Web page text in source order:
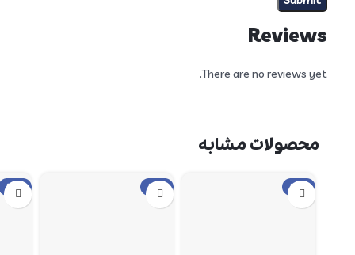
Reviews
There are no reviews yet.
محصولات مشابه
حراج حراج حراج